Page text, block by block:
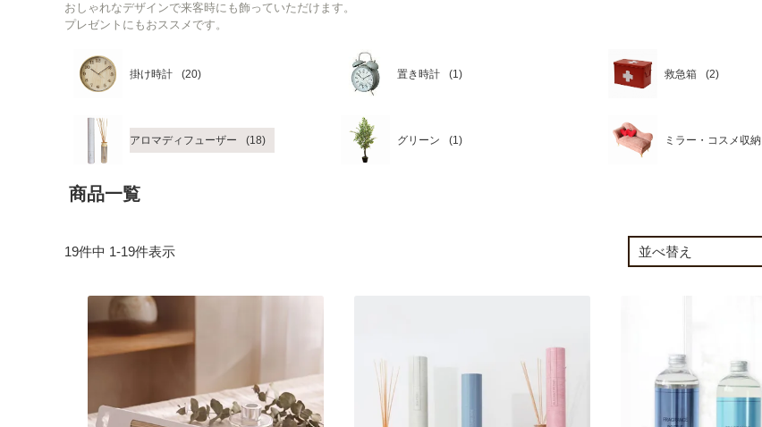
おしゃれなデザインで来客時にも飾っていただけます。
プレゼントにもおススメです。
掛け時計 置き時計 救急箱
アロマディフューザー グリーン ミラー・コスメ収納
商品一覧
19件中 1-19件表示